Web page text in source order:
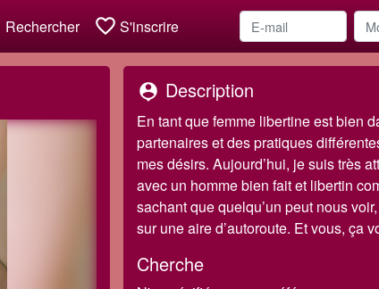
Rechercher favorite_border S'inscrire
person_pin Description
En tant que femme libertine est bien
partenaires et des pratiques
mes désirs. Aujourd’hui, je suis très
avec un homme bien fait et libertin
sachant que quelqu’un peut nous
sur une aire d’autoroute. Et vous, ça
Cherche